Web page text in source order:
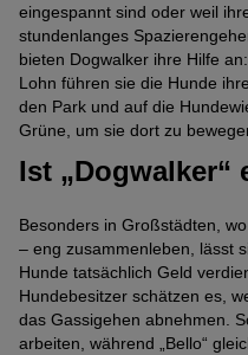
eingespannt sind oder weil
stundenlanges
bieten Dogwalker ihre Hilfe
Lohn führen sie die Hunde
den Park und auf die
Grüne, um sie dort zu
Ist „Dogwalker“
Besonders in Großstädten,
– eng zusammenleben, lässt
Hunde tatsächlich Geld
Hundebesitzer schätzen es,
das Gassigehen abnehmen.
arbeiten, während „Bello“